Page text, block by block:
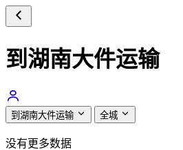
到湖南大件运输
到湖南大件运输 全城
没有更多数据